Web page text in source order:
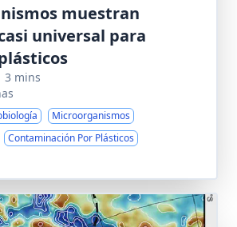
muestran
universal para
3 mins
Microorganismos
Contaminación Por Plásticos